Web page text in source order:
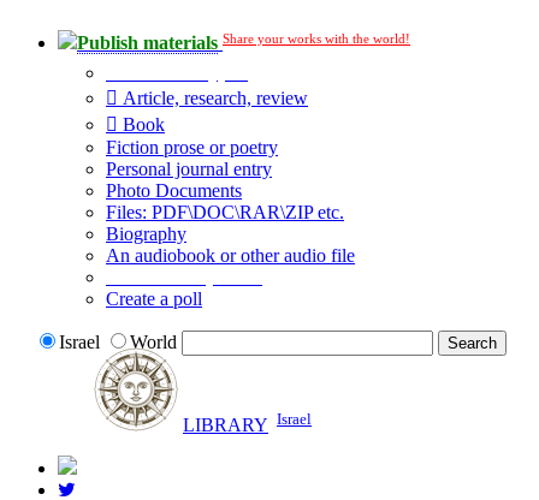
Publish materials Share your works with the world!
Article, research, review
Book
Fiction prose or poetry
Personal journal entry
Photo Documents
Files: PDF\DOC\RAR\ZIP etc.
Biography
An audiobook or other audio file
Create a poll
Israel World
LIBRARY Israel